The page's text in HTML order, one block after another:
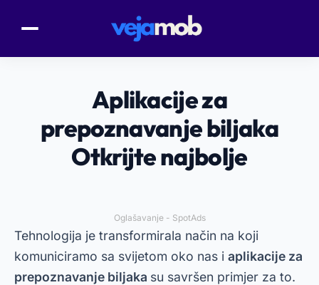
Aplikacije za
prepoznavanje biljaka
Otkrijte najbolje
Oglašavanje - SpotAds
Tehnologija je transformirala način na koji
komuniciramo sa svijetom oko nas i aplikacije za
prepoznavanje biljaka su savršen primjer za to.